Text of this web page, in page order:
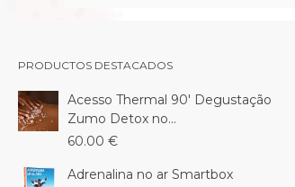
PRODUCTOS DESTACADOS
Acesso Thermal 90' Degustação
Zumo Detox no...
60.00 €
Adrenalina no ar Smartbox